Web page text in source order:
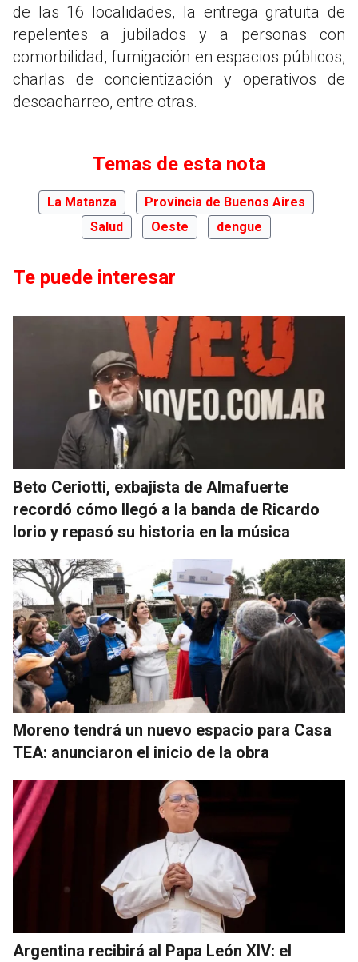
de las 16 localidades, la entrega gratuita de
repelentes a jubilados y a personas con
comorbilidad, fumigación en espacios públicos,
charlas de concientización y operativos de
descacharreo, entre otras.
Temas de esta nota
La Matanza
Provincia de Buenos Aires
Salud
Oeste dengue
Te puede interesar
Beto Ceriotti, exbajista de Almafuerte
recordó cómo llegó a la banda de Ricardo
Iorio y repasó su historia en la música
Moreno tendrá un nuevo espacio para Casa
TEA: anunciaron el inicio de la obra
Argentina recibirá al Papa León XIV: el